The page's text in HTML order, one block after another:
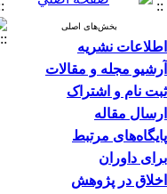
بخش‌های اصلی
اطلاعات نشریه
آرشیو مجله و مقالات
ثبت نام و اشتراک
ارسال مقاله
پایگاه‌های مرتبط
برای داوران
اخلاق در پژوهش